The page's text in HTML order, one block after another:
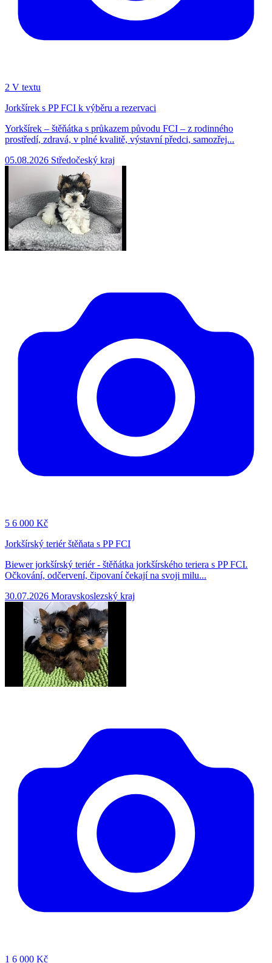
2 V textu
Jorkšírek s PP FCI k výběru a rezervaci
Yorkšírek – štěňátka s průkazem původu FCI – z rodinného
prostředí, zdravá, v plné kvalitě, výstavní předci, samozřej...
05.08.2026 Středočeský kraj
5 6 000 Kč
Jorkšírský teriér štěňata s PP FCI
Biewer jorkšírský teriér - štěňátka jorkšírského teriera s PP FCI.
Očkování, odčervení, čipovaní čekají na svoji milu...
30.07.2026 Moravskoslezský kraj
1 6 000 Kč